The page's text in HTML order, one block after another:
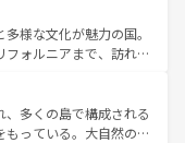
ならではのユニークな
なく町歩きも満喫する
め物価も高いが、旅行
きる。 なお、新
を参照してほしい。
様な文化が魅力の国。
ォルニアまで、訪れる
ピング、エンターテイ
トだ。一方、アメリカ
ドキャニオンやイエロー
多くの島で構成される
っている。大自然の神